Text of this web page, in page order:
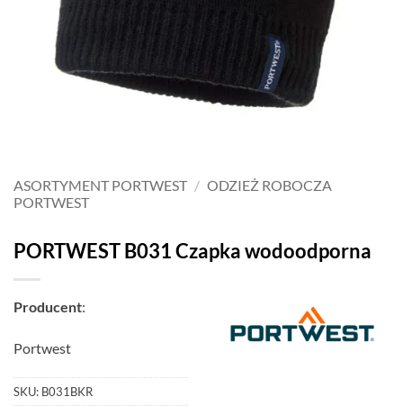
ASORTYMENT PORTWEST / ODZIEŻ ROBOCZA
PORTWEST
PORTWEST B031 Czapka wodoodporna
Producent:
Portwest
SKU: B031BKR